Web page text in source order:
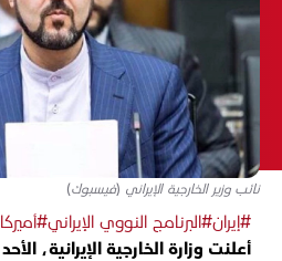
نائب وزير الخارجية الإيراني (فيسبوك)
#إيران#البرنامج النووي الإيراني#أميركا